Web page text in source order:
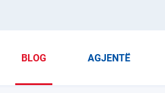
BLOG AGJENTË